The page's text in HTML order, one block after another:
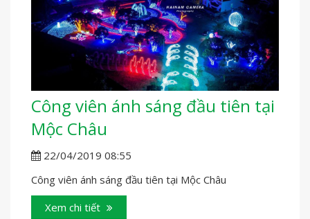
Công viên ánh sáng đầu tiên tại
Mộc Châu
22/04/2019 08:55
Công viên ánh sáng đầu tiên tại Mộc Châu
Xem chi tiết